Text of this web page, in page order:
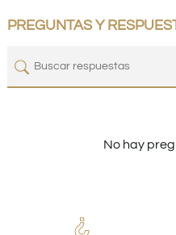
PREGUNTAS Y
No hay